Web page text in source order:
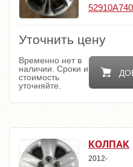
Уточнить цену
Временно нет в
наличии. Сроки и
стоимость
уточняйте.
КОЛПАК
2012-